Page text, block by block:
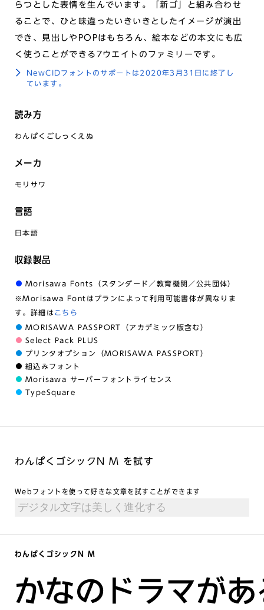
らつとした表情を生んでいます。「新ゴ」と組み合わせ
ることで、ひと味違ったいきいきとしたイメージが演出
でき、見出しやPOPはもちろん、絵本などの本文にも広
く使うことができる7ウエイトのファミリーです。
NewCIDフォントのサポートは2020年3月31日に終了し
ています。
読み方
わんぱくごしっくえぬ
メーカ
モリサワ
言語
日本語
収録製品
Morisawa Fonts（スタンダード／教育機関／公共団体）
※Morisawa Fontはプランによって利用可能書体が異なりま
す。詳細は こちら
MORISAWA PASSPORT（アカデミック版含む）
Select Pack PLUS
プリンタオプション（MORISAWA PASSPORT）
組込みフォント
Morisawa サーバーフォントライセンス
TypeSquare
わんぱくゴシックN M を試す
Webフォントを使って好きな文章を試すことができます
わんぱくゴシックN M
かなのドラマがあ